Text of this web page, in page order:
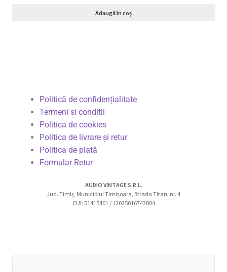
Adaugă în coș
Politică de confidențialitate
Termeni si conditii
Politica de cookies
Politica de livrare și retur
Politica de plată
Formular Retur
AUDIO VINTAGE S.R.L.
Jud. Timiș, Municipiul Timișoara, Strada Titan, nr. 4
CUI: 51415401 / J2025016743004